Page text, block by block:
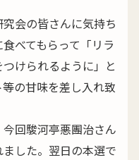
会の皆さんに気持ち
べてもらって「リラ
けられるように」と
の甘味を差し入れ致
回駿河亭悪團治さん
した。翌日の本選で